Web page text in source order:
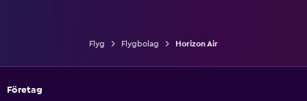
Flyg Flygbolag Horizon Air
Företag